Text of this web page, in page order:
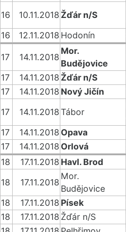
16
10.11.2018 Žďár n/S
16
12.11.2018 Hodonín
17 14.11.2018
Mor.
Budějovice
17
14.11.2018 Žďár n/S
17
14.11.2018 Nový Jičín
17
14.11.2018Tábor
17
14.11.2018 Opava
17
14.11.2018 Orlová
18
17.11.2018 Havl. Brod
18
17.11.2018
Mor.
Budějovice
18
17.11.2018 Písek
18
17.11.2018 Žďár n/S